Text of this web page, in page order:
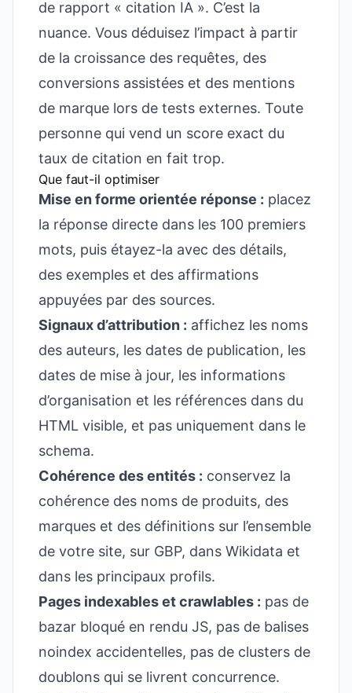
de rapport « citation IA ». C’est la
nuance. Vous déduisez l’impact à partir
de la croissance des requêtes, des
conversions assistées et des mentions
de marque lors de tests externes. Toute
personne qui vend un score exact du
taux de citation en fait trop.
Que faut-il optimiser
Mise en forme orientée réponse : placez
la réponse directe dans les 100 premiers
mots, puis étayez-la avec des détails,
des exemples et des affirmations
appuyées par des sources.
Signaux d’attribution : affichez les noms
des auteurs, les dates de publication, les
dates de mise à jour, les informations
d’organisation et les références dans du
HTML visible, et pas uniquement dans le
schema.
Cohérence des entités : conservez la
cohérence des noms de produits, des
marques et des définitions sur l’ensemble
de votre site, sur GBP, dans Wikidata et
dans les principaux profils.
Pages indexables et crawlables : pas de
bazar bloqué en rendu JS, pas de balises
noindex accidentelles, pas de clusters de
doublons qui se livrent concurrence.